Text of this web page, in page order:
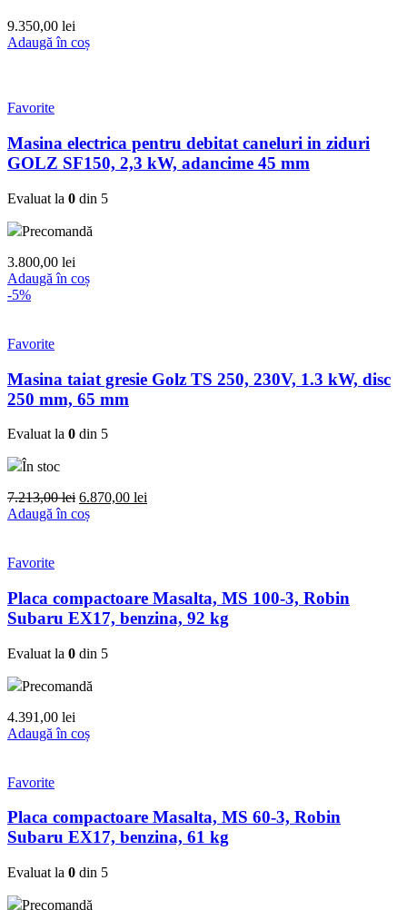
9.350,00 lei
Adaugă în coș
Favorite
Masina electrica pentru debitat caneluri in ziduri
GOLZ SF150, 2,3 kW, adancime 45 mm
Evaluat la 0 din 5
Precomandă
3.800,00 lei
Adaugă în coș
-5%
Favorite
Masina taiat gresie Golz TS 250, 230V, 1.3 kW, disc
250 mm, 65 mm
Evaluat la 0 din 5
În stoc
7.213,00lei Prețul
inițial
6.870,00 lei
Adaugă în coș
Favorite
Placa compactoare Masalta, MS 100-3, Robin
Subaru EX17, benzina, 92 kg
Evaluat la 0 din 5
Precomandă
4.391,00 lei
Adaugă în coș
Favorite
Placa compactoare Masalta, MS 60-3, Robin
Subaru EX17, benzina, 61 kg
Evaluat la 0 din 5
Precomandă